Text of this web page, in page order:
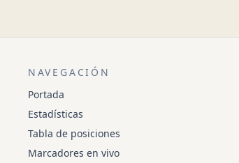
NAVEGACIÓN
Portada
Estadísticas
Tabla de posiciones
Marcadores en vivo